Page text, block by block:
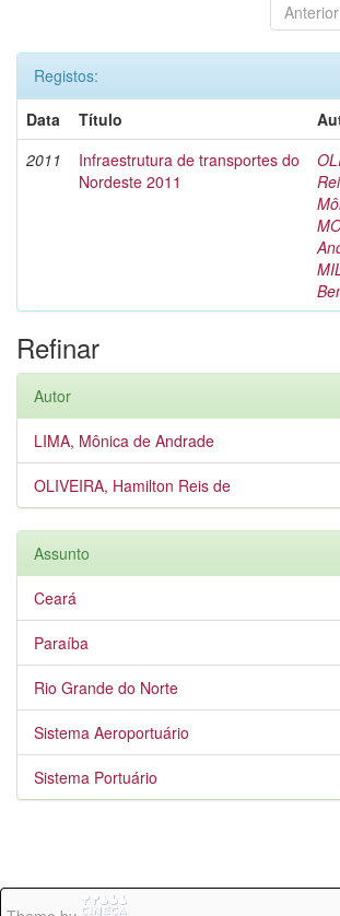
Anterior
Registos:
Data
Título
2011
Infraestrutura de transportes do
Nordeste 2011
Refinar
Autor
LIMA, Mônica de Andrade
OLIVEIRA, Hamilton Reis de
Assunto
Ceará
Paraíba
Rio Grande do Norte
Sistema Aeroportuário
Sistema Portuário